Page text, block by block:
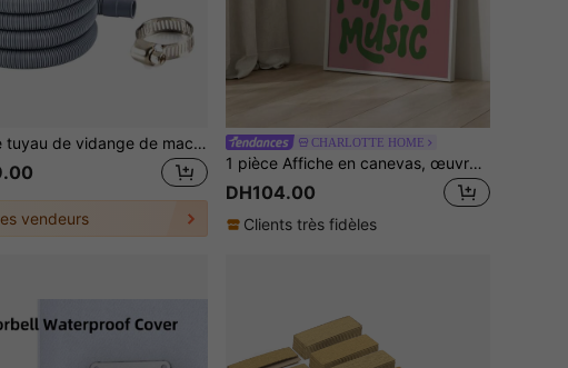
1 set de tuyau de vidange de machine à laver, tuyau de vidange de lave-vaisselle, tuyau de drainage extérieur, tuyau de drainage de salle de bain, kit de tuyau d'eaux usées portable pour camping-car avec 3 colliers et 1 connecteur
vendeurs
CHARLOTTE HOME
1 pièce Affiche en canevas, œuvre murale de texte musical ludique sur canevas, affiche de paroles sans cadre, décoration de maison, chambre à coucher, salon, impression esthétique ludique, cadeau idéal pour la fête des mères
DH104.00
Clients très fidèles